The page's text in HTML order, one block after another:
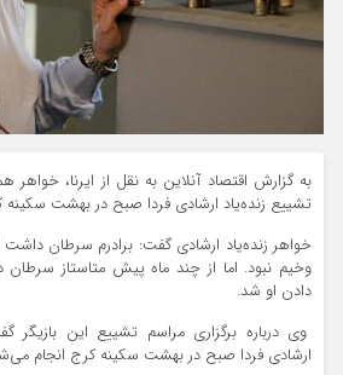
به گزارش اقتصاد آنلاین به نقل از ایرنا،
تشییع زنده‌یاد ارشادی فردا صبح در بهشت
خواهر زنده‌یاد ارشادی گفت: برادرم سرطان
وخیم نبود. اما از چند ماه پیش متاستاز
دادن او شد.
وی درباره برگزاری مراسم تشییع این بازیگر
ارشادی فردا صبح در بهشت سکینه کرج انجام